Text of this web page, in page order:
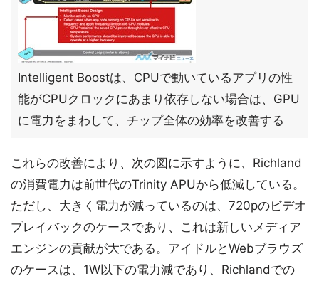
Intelligent Boostは、CPUで動いているアプリの性
能がCPUクロックにあまり依存しない場合は、GPU
に電力をまわして、チップ全体の効率を改善する
これらの改善により、次の図に示すように、Richland
の消費電力は前世代のTrinity APUから低減している。
ただし、大きく電力が減っているのは、720pのビデオ
プレイバックのケースであり、これは新しいメディア
エンジンの貢献が大である。アイドルとWebブラウズ
のケースは、1W以下の電力減であり、Richlandでの